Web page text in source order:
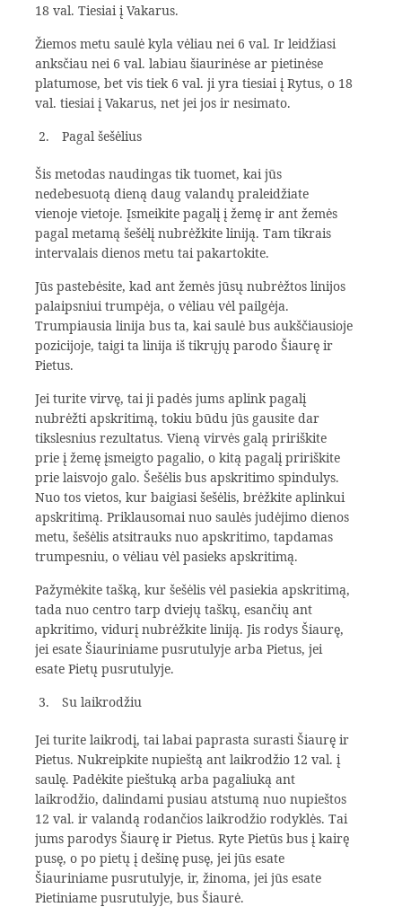
18 val. Tiesiai į Vakarus.
Žiemos metu saulė kyla vėliau nei 6 val. Ir leidžiasi
anksčiau nei 6 val. labiau šiaurinėse ar pietinėse
platumose, bet vis tiek 6 val. ji yra tiesiai į Rytus, o 18
val. tiesiai į Vakarus, net jei jos ir nesimato.
Pagal šešėlius
Šis metodas naudingas tik tuomet, kai jūs
nedebesuotą dieną daug valandų praleidžiate
vienoje vietoje. Įsmeikite pagalį į žemę ir ant žemės
pagal metamą šešėlį nubrėžkite liniją. Tam tikrais
intervalais dienos metu tai pakartokite.
Jūs pastebėsite, kad ant žemės jūsų nubrėžtos linijos
palaipsniui trumpėja, o vėliau vėl pailgėja.
Trumpiausia linija bus ta, kai saulė bus aukščiausioje
pozicijoje, taigi ta linija iš tikrųjų parodo Šiaurę ir
Pietus.
Jei turite virvę, tai ji padės jums aplink pagalį
nubrėžti apskritimą, tokiu būdu jūs gausite dar
tikslesnius rezultatus. Vieną virvės galą pririškite
prie į žemę įsmeigto pagalio, o kitą pagalį pririškite
prie laisvojo galo. Šešėlis bus apskritimo spindulys.
Nuo tos vietos, kur baigiasi šešėlis, brėžkite aplinkui
apskritimą. Priklausomai nuo saulės judėjimo dienos
metu, šešėlis atsitrauks nuo apskritimo, tapdamas
trumpesniu, o vėliau vėl pasieks apskritimą.
Pažymėkite tašką, kur šešėlis vėl pasiekia apskritimą,
tada nuo centro tarp dviejų taškų, esančių ant
apkritimo, vidurį nubrėžkite liniją. Jis rodys Šiaurę,
jei esate Šiauriniame pusrutulyje arba Pietus, jei
esate Pietų pusrutulyje.
Su laikrodžiu
Jei turite laikrodį, tai labai paprasta surasti Šiaurę ir
Pietus. Nukreipkite nupieštą ant laikrodžio 12 val. į
saulę. Padėkite pieštuką arba pagaliuką ant
laikrodžio, dalindami pusiau atstumą nuo nupieštos
12 val. ir valandą rodančios laikrodžio rodyklės. Tai
jums parodys Šiaurę ir Pietus. Ryte Pietūs bus į kairę
pusę, o po pietų į dešinę pusę, jei jūs esate
Šiauriniame pusrutulyje, ir, žinoma, jei jūs esate
Pietiniame pusrutulyje, bus Šiaurė.